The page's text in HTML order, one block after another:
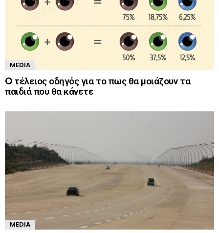
MEDIA
O τέλειος οδηγός για το πως θα μοιάζουν τα
παιδιά που θα κάνετε
MEDIA